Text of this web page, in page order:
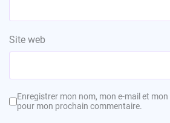
Site web
Enregistrer mon nom, mon e-mail et
pour mon prochain commentaire.